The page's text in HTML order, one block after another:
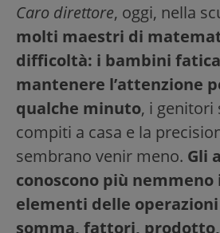
Caro direttore, oggi, nella
molti maestri di
difficoltà: i bambini
mantenere l’attenzione
qualche minuto, i genitori
compiti a casa e la
sembrano venir meno. Gli
conoscono più
elementi delle
somma, fattori, prodotto,